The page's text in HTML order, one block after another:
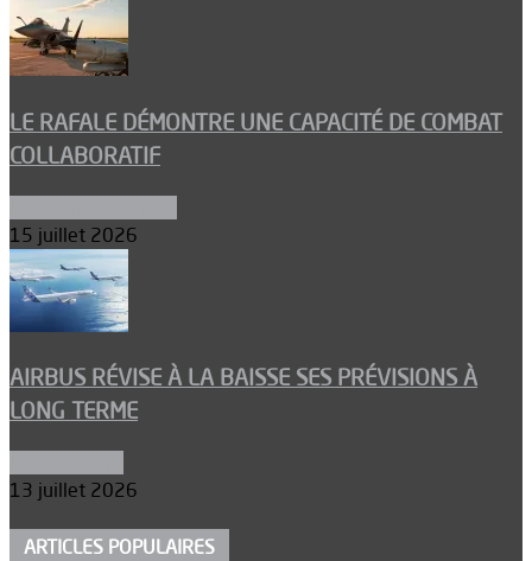
LE RAFALE DÉMONTRE UNE CAPACITÉ DE COMBAT
COLLABORATIF
15 juillet 2026
AIRBUS RÉVISE À LA BAISSE SES PRÉVISIONS À
LONG TERME
13 juillet 2026
ARTICLES POPULAIRES